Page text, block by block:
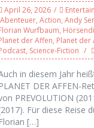
April 26, 2026
Abenteuer, Action, Andy
Wurfbaum,
der Affen, Planet der
, Science-Fiction
in diesem Jahr
PLANET DER AFFEN-
PREVOLUTION
Für diese Reise
Florian […]